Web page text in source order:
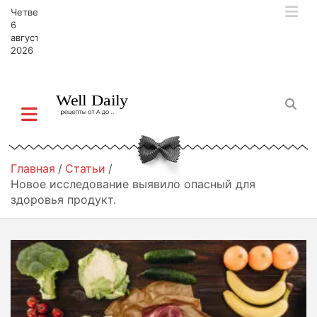
Четверг,
6
августа,
2026
Главная
Статьи
Новое исследование выявило опасный для
здоровья продукт.